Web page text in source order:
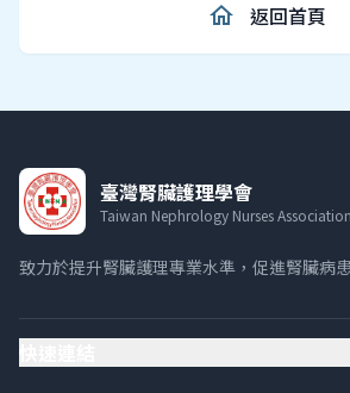
home 返回首頁
臺灣腎臟護理學會
Taiwan Nephrology Nurses Association
致力於提升腎臟護理專業水準，促進腎臟病